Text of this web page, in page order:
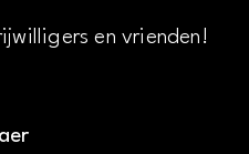
en vrienden!